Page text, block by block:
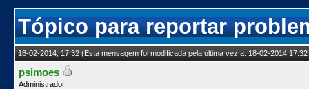
Tópico para reportar
18-02-2014, 17:32(Esta mensagem foi modificada pela última vez a: 18-02-2014
psimoes
Administrador